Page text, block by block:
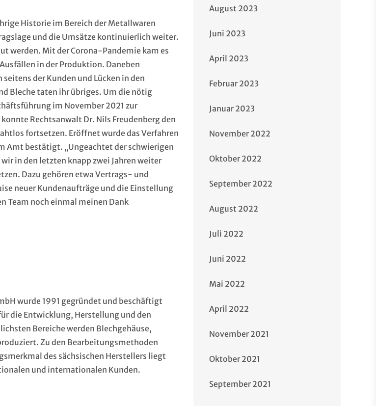
Historie im Bereich der Metallwaren
und die Umsätze kontinuierlich weiter.
werden. Mit der Corona-Pandemie kam es
in der Produktion. Daneben
der Kunden und Lücken in den
Bleche taten ihr übriges. Um die nötig
im November 2021 zur
Rechtsanwalt Dr. Nils Freudenberg den
fortsetzen. Eröffnet wurde das Verfahren
Amt bestätigt. „Ungeachtet der schwierigen
in den letzten knapp zwei Jahren weiter
Dazu gehören etwa Vertrags- und
neuer Kundenaufträge und die Einstellung
Team noch einmal meinen Dank
wurde 1991 gegründet und beschäftigt
die Entwicklung, Herstellung und den
Bereiche werden Blechgehäuse,
Zu den Bearbeitungsmethoden
des sächsischen Herstellers liegt
und internationalen Kunden.
August 2023
Juni 2023
April 2023
Februar 2023
Januar 2023
November 2022
Oktober 2022
September 2022
August 2022
Juli 2022
Juni 2022
Mai 2022
April 2022
November 2021
Oktober 2021
September 2021